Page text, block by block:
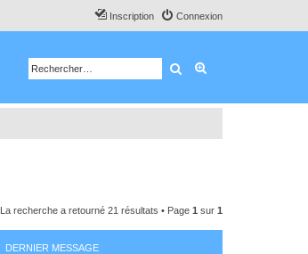
Connexion
Inscription
Rechercher
La recherche a retourné 21 résultats • Page 1 sur 1
DERNIER MESSAGE